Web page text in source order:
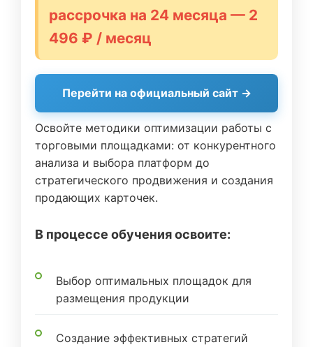
рассрочка на 24 месяца — 2
496 ₽ / месяц
Перейти на официальный сайт →
Освойте методики оптимизации работы с
торговыми площадками: от конкурентного
анализа и выбора платформ до
стратегического продвижения и создания
продающих карточек.
В процессе обучения освоите:
Выбор оптимальных площадок для
размещения продукции
Создание эффективных стратегий